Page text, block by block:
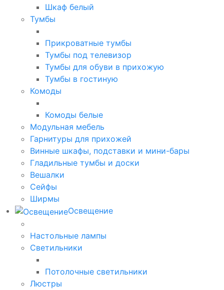
Шкаф белый
Тумбы
Прикроватные тумбы
Тумбы под телевизор
Тумбы для обуви в прихожую
Тумбы в гостиную
Комоды
Комоды белые
Модульная мебель
Гарнитуры для прихожей
Винные шкафы, подставки и мини-бары
Гладильные тумбы и доски
Вешалки
Сейфы
Ширмы
Освещение
Настольные лампы
Светильники
Потолочные светильники
Люстры